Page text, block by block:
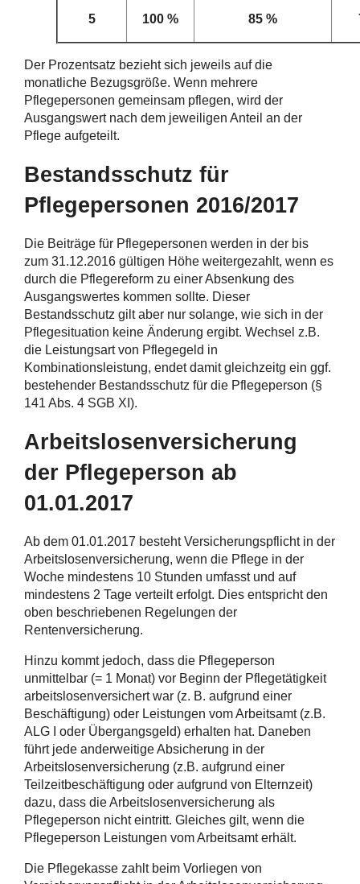
5 100 % 85 %
Der Prozentsatz bezieht sich jeweils auf die
monatliche Bezugsgröße. Wenn mehrere
Pflegepersonen gemeinsam pflegen, wird der
Ausgangswert nach dem jeweiligen Anteil an der
Pflege aufgeteilt.
Bestandsschutz für
Pflegepersonen 2016/2017
Die Beiträge für Pflegepersonen werden in der bis
zum 31.12.2016 gültigen Höhe weitergezahlt, wenn es
durch die Pflegereform zu einer Absenkung des
Ausgangswertes kommen sollte. Dieser
Bestandsschutz gilt aber nur solange, wie sich in der
Pflegesituation keine Änderung ergibt. Wechsel z.B.
die Leistungsart von Pflegegeld in
Kombinationsleistung, endet damit gleichzeitg ein ggf.
bestehender Bestandsschutz für die Pflegeperson (§
141 Abs. 4 SGB XI).
Arbeitslosenversicherung
der Pflegeperson ab
01.01.2017
Ab dem 01.01.2017 besteht Versicherungspflicht in der
Arbeitslosenversicherung, wenn die Pflege in der
Woche mindestens 10 Stunden umfasst und auf
mindestens 2 Tage verteilt erfolgt. Dies entspricht den
oben beschriebenen Regelungen der
Rentenversicherung.
Hinzu kommt jedoch, dass die Pflegeperson
unmittelbar (= 1 Monat) vor Beginn der Pflegetätigkeit
arbeitslosenversichert war (z. B. aufgrund einer
Beschäftigung) oder Leistungen vom Arbeitsamt (z.B.
ALG I oder Übergangsgeld) erhalten hat. Daneben
führt jede anderweitige Absicherung in der
Arbeitslosenversicherung (z.B. aufgrund einer
Teilzeitbeschäftigung oder aufgrund von Elternzeit)
dazu, dass die Arbeitslosenversicherung als
Pflegeperson nicht eintritt. Gleiches gilt, wenn die
Pflegeperson Leistungen vom Arbeitsamt erhält.
Die Pflegekasse zahlt beim Vorliegen von